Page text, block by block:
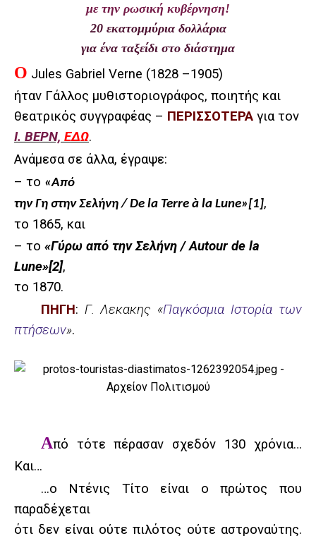
με την ρωσική κυβέρνηση!
20 εκατομμύρια δολλάρια
για ένα ταξείδι στο διάστημα
Ο Jules Gabriel Verne (1828 –1905)
ήταν Γάλλος μυθιστοριογράφος, ποιητής και
θεατρικός συγγραφέας – ΠΕΡΙΣΣΟΤΕΡΑ για τον
Ι. ΒΕΡΝ, ΕΔΩ.
Ανάμεσα σε άλλα, έγραψε:
– το «Από
την Γη στην Σελήνη / De la Terre à la Lune»[1],
το 1865, και
– το «Γύρω από την Σελήνη / Autour de la
Lune»[2],
το 1870.
ΠΗΓΗ: Γ. Λεκακης «Παγκόσμια Ιστορία των
πτήσεων».
Από τότε πέρασαν σχεδόν 130 χρόνια…
Και…
…ο Ντένις Τίτο είναι ο πρώτος που
παραδέχεται
ότι δεν είναι ούτε πιλότος ούτε αστροναύτης.